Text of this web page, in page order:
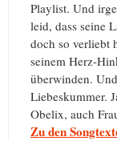
Playlist. Und
leid, dass seine
doch so verliebt
seinem Herz-
überwinden.
Liebeskummer.
Obelix, auch
Zu den